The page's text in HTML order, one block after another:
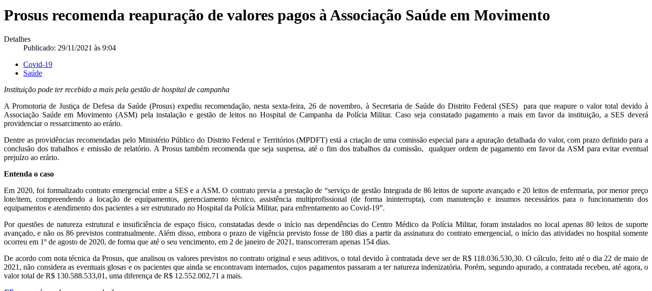
Prosus recomenda reapuração de valores pagos à Associação Saúde em Movimento
Detalhes
Publicado: 29/11/2021 às 9:04
Covid-19
Saúde
Instituição pode ter recebido a mais pela gestão de hospital de campanha
A Promotoria de Justiça de Defesa da Saúde (Prosus) expediu recomendação, nesta sexta-feira, 26 de novembro, à Secretaria de Saúde do Distrito Federal (SES) para que reapure o valor total devido à
Associação Saúde em Movimento (ASM) pela instalação e gestão de leitos no Hospital de Campanha da Polícia Militar. Caso seja constatado pagamento a mais em favor da instituição, a SES deverá
providenciar o ressarcimento ao erário.
Dentre as providências recomendadas pelo Ministério Público do Distrito Federal e Territórios (MPDFT) está a criação de uma comissão especial para a apuração detalhada do valor, com prazo definido para a
conclusão dos trabalhos e emissão de relatório. A Prosus também recomenda que seja suspensa, até o fim dos trabalhos da comissão, qualquer ordem de pagamento em favor da ASM para evitar eventual
prejuízo ao erário.
Entenda o caso
Em 2020, foi formalizado contrato emergencial entre a SES e a ASM. O contrato previa a prestação de “serviço de gestão Integrada de 86 leitos de suporte avançado e 20 leitos de enfermaria, por menor preço
lote/item, compreendendo a locação de equipamentos, gerenciamento técnico, assistência multiprofissional (de forma ininterrupta), com manutenção e insumos necessários para o funcionamento dos
equipamentos e atendimento dos pacientes a ser estruturado no Hospital da Polícia Militar, para enfrentamento ao Covid-19”.
Por questões de natureza estrutural e insuficiência de espaço físico, constatadas desde o início nas dependências do Centro Médico da Polícia Militar, foram instalados no local apenas 80 leitos de suporte
avançado, e não os 86 previstos contratualmente. Além disso, embora o prazo de vigência previsto fosse de 180 dias a partir da assinatura do contrato emergencial, o início das atividades no hospital somente
ocorreu em 1º de agosto de 2020, de forma que até o seu vencimento, em 2 de janeiro de 2021, transcorreram apenas 154 dias.
De acordo com nota técnica da Prosus, que analisou os valores previstos no contrato original e seus aditivos, o total devido à contratada deve ser de R$ 118.036.530,30. O cálculo, feito até o dia 22 de maio de
2021, não considera as eventuais glosas e os pacientes que ainda se encontravam internados, cujos pagamentos passaram a ter natureza indenizatória. Porém, segundo apurado, a contratada recebeu, até agora, o
valor total de R$ 130.588.533,01, uma diferença de R$ 12.552.002,71 a mais.